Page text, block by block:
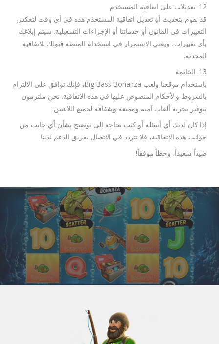
12. تعديلات على اتفاقية المستخدم
قد نقوم بتحديث أو تعديل اتفاقية المستخدم هذه في أي وقت لتعكس
التغييرات في القانون أو خدماتنا أو الإجراءات التشغيلية. سيتم إبلاغك
بأي تغييرات، ويعني الاستمرار في استخدام المنصة قبولك للاتفاقية
المحدثة.
13. الخاتمة
باستخدام موقعنا ولعب Big Bass Bonanza، فإنك توافق على الالتزام
بالشروط والأحكام المنصوص عليها في هذه الاتفاقية. نحن ملتزمون
بتوفير تجربة ألعاب آمنة وممتعة وشفافة لجميع اللاعبين.
إذا كان لديك أي أسئلة أو كنت بحاجة إلى توضيح بشأن أي جانب من
جوانب هذه الاتفاقية، فلا تتردد في الاتصال بفريق الدعم لدينا.
صيداً سعيداً، وحظاً موفقاً!